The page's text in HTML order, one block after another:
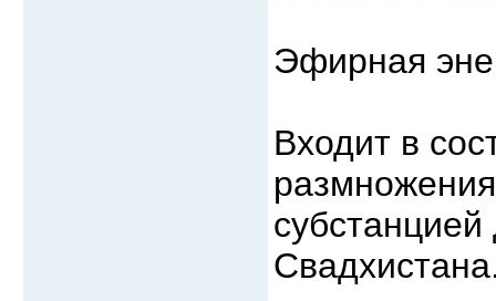
Эфирная
Входит в